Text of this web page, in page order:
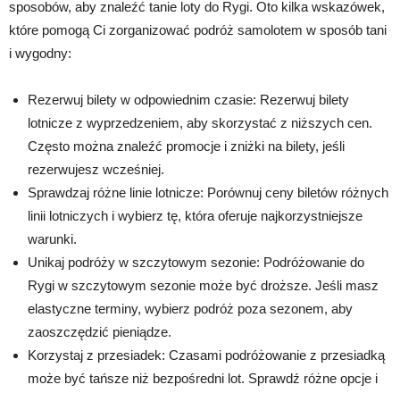
sposobów, aby znaleźć tanie loty do Rygi. Oto kilka wskazówek,
które pomogą Ci zorganizować podróż samolotem w sposób tani
i wygodny:
Rezerwuj bilety w odpowiednim czasie: Rezerwuj bilety
lotnicze z wyprzedzeniem, aby skorzystać z niższych cen.
Często można znaleźć promocje i zniżki na bilety, jeśli
rezerwujesz wcześniej.
Sprawdzaj różne linie lotnicze: Porównuj ceny biletów różnych
linii lotniczych i wybierz tę, która oferuje najkorzystniejsze
warunki.
Unikaj podróży w szczytowym sezonie: Podróżowanie do
Rygi w szczytowym sezonie może być droższe. Jeśli masz
elastyczne terminy, wybierz podróż poza sezonem, aby
zaoszczędzić pieniądze.
Korzystaj z przesiadek: Czasami podróżowanie z przesiadką
może być tańsze niż bezpośredni lot. Sprawdź różne opcje i